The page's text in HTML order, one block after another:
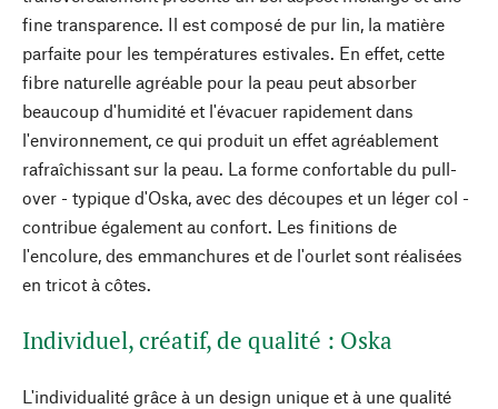
fine transparence. Il est composé de pur lin, la matière
parfaite pour les températures estivales. En effet, cette
fibre naturelle agréable pour la peau peut absorber
beaucoup d'humidité et l'évacuer rapidement dans
l'environnement, ce qui produit un effet agréablement
rafraîchissant sur la peau. La forme confortable du pull-
over - typique d'Oska, avec des découpes et un léger col -
contribue également au confort. Les finitions de
l'encolure, des emmanchures et de l'ourlet sont réalisées
en tricot à côtes.
Individuel, créatif, de qualité : Oska
L'individualité grâce à un design unique et à une qualité